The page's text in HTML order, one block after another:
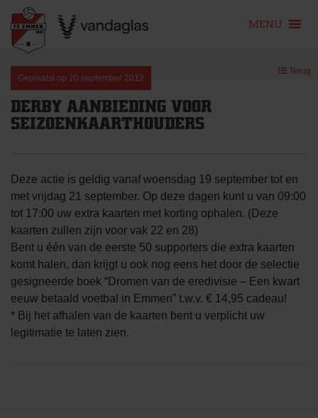
content
MENU
Geplaatst op 20 september 2012
Terug
DERBY AANBIEDING VOOR
SEIZOENKAARTHOUDERS
Deze actie is geldig vanaf woensdag 19 september tot en
met vrijdag 21 september. Op deze dagen kunt u van 09:00
tot 17:00 uw extra kaarten met korting ophalen. (Deze
kaarten zullen zijn voor vak 22 en 28)
Bent u één van de eerste 50 supporters die extra kaarten
komt halen, dan krijgt u ook nog eens het door de selectie
gesigneerde boek “Dromen van de eredivisie – Een kwart
eeuw betaald voetbal in Emmen” t.w.v. € 14,95 cadeau!
* Bij het afhalen van de kaarten bent u verplicht uw
legitimatie te laten zien.